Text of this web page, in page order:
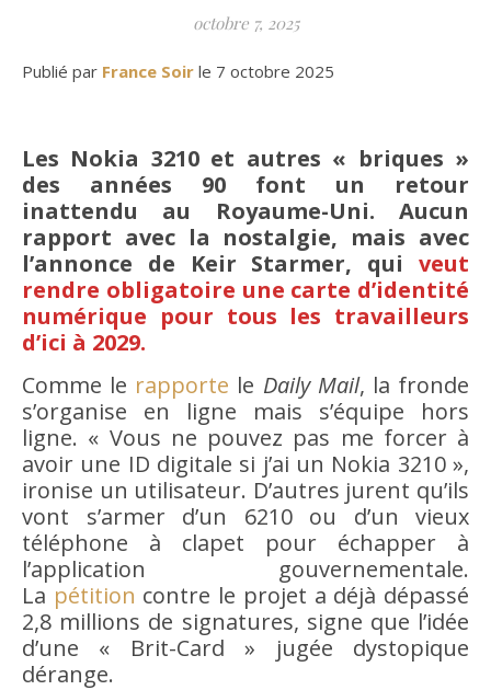
octobre 7, 2025
Publié par France Soir le 7 octobre 2025
Les Nokia 3210 et autres « briques »
des années 90 font un retour
inattendu au Royaume-Uni. Aucun
rapport avec la nostalgie, mais avec
l’annonce de Keir Starmer, qui veut
rendre obligatoire une carte d’identité
numérique pour tous les travailleurs
d’ici à 2029.
Comme le rapporte le Daily Mail, la fronde
s’organise en ligne mais s’équipe hors
ligne. « Vous ne pouvez pas me forcer à
avoir une ID digitale si j’ai un Nokia 3210 »,
ironise un utilisateur. D’autres jurent qu’ils
vont s’armer d’un 6210 ou d’un vieux
téléphone à clapet pour échapper à
l’application gouvernementale.
La pétition contre le projet a déjà dépassé
2,8 millions de signatures, signe que l’idée
d’une « Brit-Card » jugée dystopique
dérange.